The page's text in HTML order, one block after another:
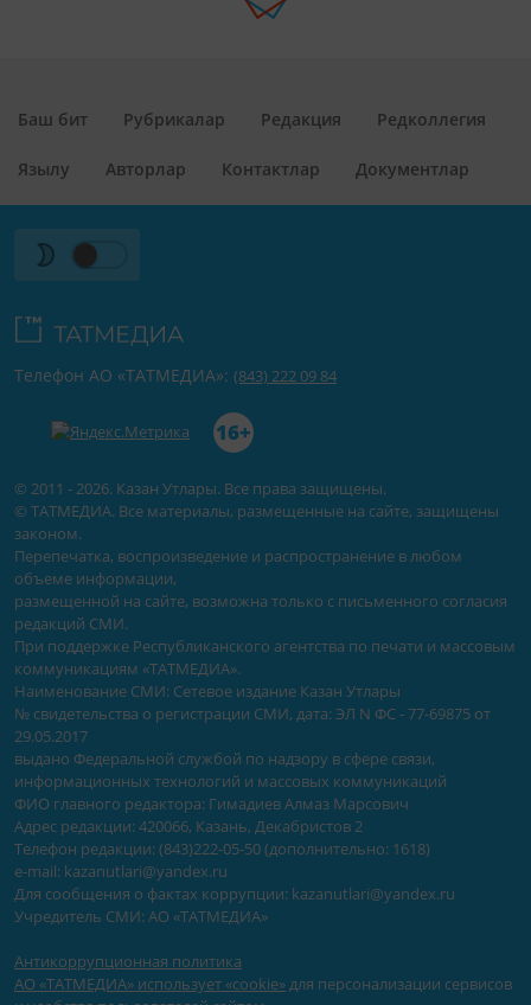
Баш бит Рубрикалар Редакция Редколлегия
Язылу Авторлар Контактлар Документлар
© 2011 - 2026. Казан Утлары. Все права защищены.
© ТАТМЕДИА. Все материалы, размещенные на сайте, защищены
законом.
Перепечатка, воспроизведение и распространение в любом
объеме информации,
размещенной на сайте, возможна только с письменного согласия
редакций СМИ.
При поддержке Республиканского агентства по печати и массовым
коммуникациям «ТАТМЕДИА».
Наименование СМИ: Сетевое издание Казан Утлары
№ свидетельства о регистрации СМИ, дата: ЭЛ N ФС - 77-69875 от
29.05.2017
выдано Федеральной службой по надзору в сфере связи,
информационных технологий и массовых коммуникаций
ФИО главного редактора: Гимадиев Алмаз Марсович
Адрес редакции: 420066, Казань, Декабристов 2
Телефон редакции: (843)222-05-50 (дополнительно: 1618)
e-mail: kazanutlari@yandex.ru
Для сообщения о фактах коррупции: kazanutlari@yandex.ru
Учредитель СМИ: АО «ТАТМЕДИА»
Антикоррупционная политика
АО «ТАТМЕДИА» использует «cookie»для персонализации сервисов
Телефон АО «ТАТМЕДИА»: (843) 222 09 84
16+